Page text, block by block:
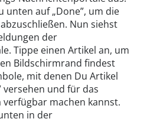
unten auf „Done”, um die
Nun siehst
der
Tippe einen Artikel an, um
Bildschirmrand findest
mit denen Du Artikel
versehen und für das
verfügbar machen kannst.
in der